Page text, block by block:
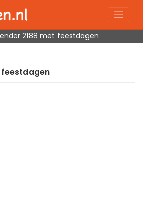
2188 met feestdagen
feestdagen